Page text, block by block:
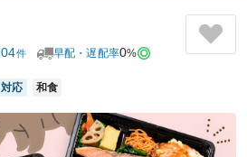
り、副菜まで非常に美味しく、スタ
好評でした。
ただきたいと考えております。
ございました。
›スタジオ撮影
男女比：男女混合
2026/05/25
件 早配・遅配率0%
応 和食